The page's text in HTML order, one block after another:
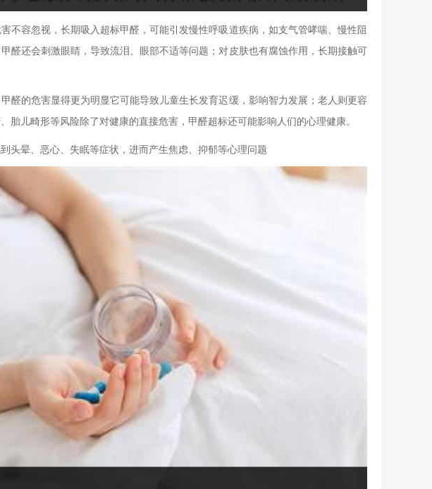
不容忽视，长期吸入超标甲醛，可能引发慢性呼吸道疾病，如支气管哮喘、慢性阻
醛还会刺激眼睛，导致流泪、眼部不适等问题；对皮肤也有腐蚀作用，长期接触可
醛的危害显得更为明显它可能导致儿童生长发育迟缓，影响智力发展；老人则更容
胎儿畸形等风险除了对健康的直接危害，甲醛超标还可能影响人们的心理健康。
头晕、恶心、失眠等症状，进而产生焦虑、抑郁等心理问题